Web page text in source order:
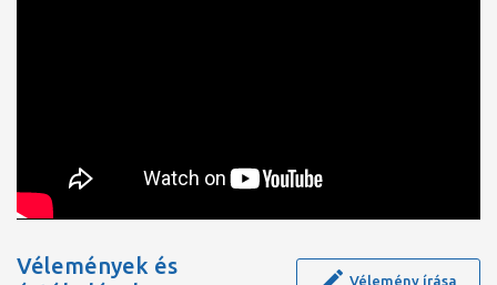
Vélemények és
Vélemény írása